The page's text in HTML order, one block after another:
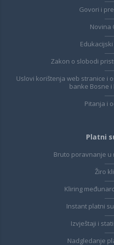
Govori i
Novina
Zakon o slobodi
Uslovi korištenja web stranice i
banke Bosne
Pitanja i
Platni
Bruto poravnanje
Žiro
Kliring
Instant platni
Izvještaji i
Nadgledanje